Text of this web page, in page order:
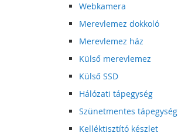
Webkamera
Merevlemez dokkoló
Merevlemez ház
Külső merevlemez
Külső SSD
Hálózati tápegység
Szünetmentes tápegység
Kelléktisztító készlet